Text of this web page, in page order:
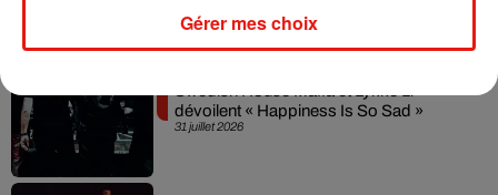
31 juillet 2026
dévoilent « Happiness Is So Sad »
Gérer mes choix